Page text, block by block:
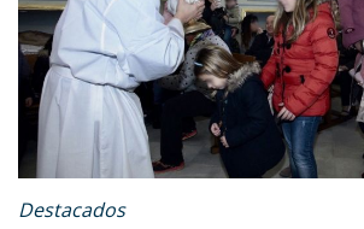
Destacados